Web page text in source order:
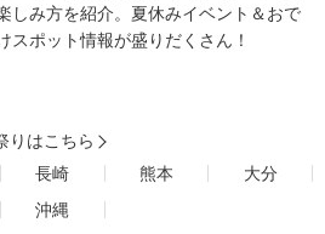
しみ方を紹介。夏休みイベント＆おで
スポット情報が盛りだくさん！
りはこちら
長崎 熊本
大分
沖縄